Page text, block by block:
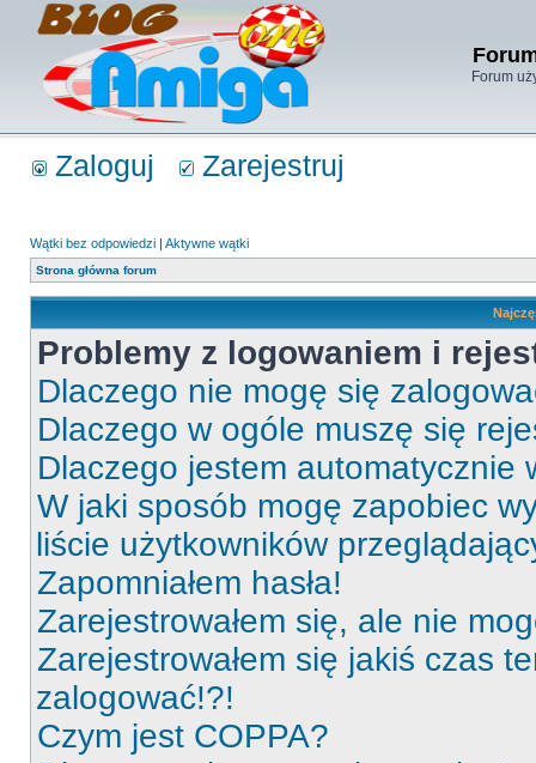
Forum
Zaloguj Zarejestruj
Wątki bez odpowiedzi | Aktywne wątki
Strona główna forum
Problemy z logowaniem i
Dlaczego nie mogę się
Dlaczego w ogóle muszę się
Dlaczego jestem automatycznie
W jaki sposób mogę zapobiec
liście użytkowników
Zapomniałem hasła!
Zarejestrowałem się, ale nie
Zarejestrowałem się jakiś czas
zalogować!?!
Czym jest COPPA?